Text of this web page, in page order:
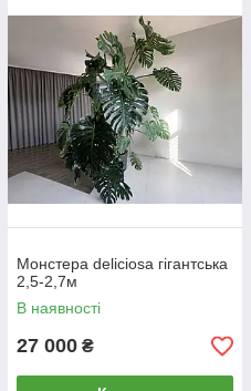
Монстера deliciosa гігантська
2,5-2,7м
В наявності
27 000 ₴